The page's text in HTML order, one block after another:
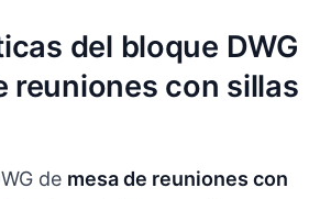
del bloque DWG
reuniones con sillas
de mesa de reuniones con